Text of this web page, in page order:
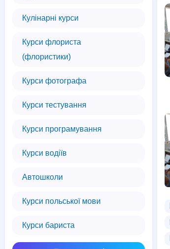
Кулінарні курси
Курси флориста
(флористики)
Курси фотографа
Курси тестування
Курси програмування
Курси водіїв
Автошколи
Курси польської мови
Курси бариста